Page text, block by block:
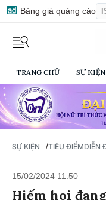
Bảng giá quảng cáo
TRANG CHỦ SỰ KIỆN
SỰ KIỆN /TIÊU ĐIỂMDIỄN
15/02/2024 11:50
Hiếm hoi